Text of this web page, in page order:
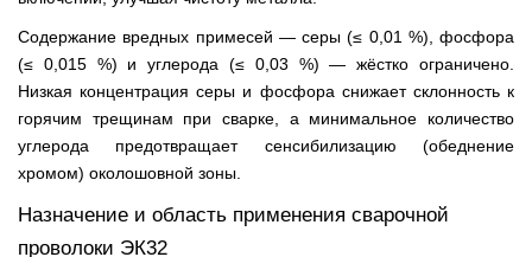
Содержание вредных примесей — серы (≤ 0,01 %), фосфора
(≤ 0,015 %) и углерода (≤ 0,03 %) — жёстко ограничено.
Низкая концентрация серы и фосфора снижает склонность к
горячим трещинам при сварке, а минимальное количество
углерода предотвращает сенсибилизацию (обеднение
хромом) околошовной зоны.
Назначение и область применения сварочной
проволоки ЭК32